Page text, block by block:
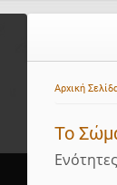
Αρχική
Το
Ενότητες